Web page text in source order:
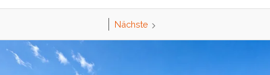
Nächste